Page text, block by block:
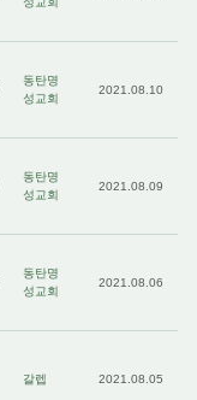
동탄명
성교회
2021.08.10
동탄명
성교회
2021.08.09
동탄명
성교회
2021.08.06
갈렙 2021.08.05